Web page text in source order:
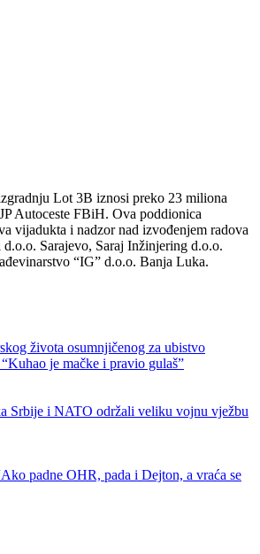
Lot 3B iznosi preko 23 miliona
Autoceste FBiH. Ova poddionica
vijadukta i nadzor nad izvođenjem radova
Sarajevo, Saraj Inžinjering d.o.o.
“IG” d.o.o. Banja Luka.
života osumnjičenog za ubistvo
je mačke i pravio gulaš”
Srbije i NATO održali veliku vojnu vježbu
padne OHR, pada i Dejton, a vraća se